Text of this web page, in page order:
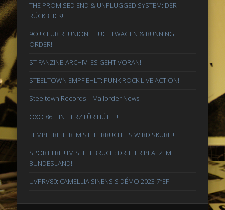
THE PROMISED END & UNPLUGGED SYSTEM: DER
RÜCKBLICK!
9Oi! CLUB REUNION: FLUCHTWAGEN & RUNNING
ORDER!
ST FANZINE-ARCHIV: ES GEHT VORAN!
STEELTOWN EMPFIEHLT: PUNK ROCK LIVE ACTION!
Steeltown Records – Mailorder News!
OXO 86: EIN HERZ FÜR HÜTTE!
TEMPELRITTER IM STEELBRUCH: ES WIRD SKURIL!
SPORT FREI! IM STEELBRUCH: DRITTER PLATZ IM
BUNDESLAND!
UVPRV80: CAMELLIA SINENSIS DÉMO 2023 7″EP